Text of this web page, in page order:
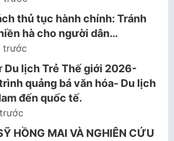
thủ tục hành chính: Tránh
hà cho người dân…
trước
Du lịch Trẻ Thế giới 2026-
quảng bá văn hóa- Du lịch
đến quốc tế.
HỒNG MAI VÀ NGHIÊN CỨU